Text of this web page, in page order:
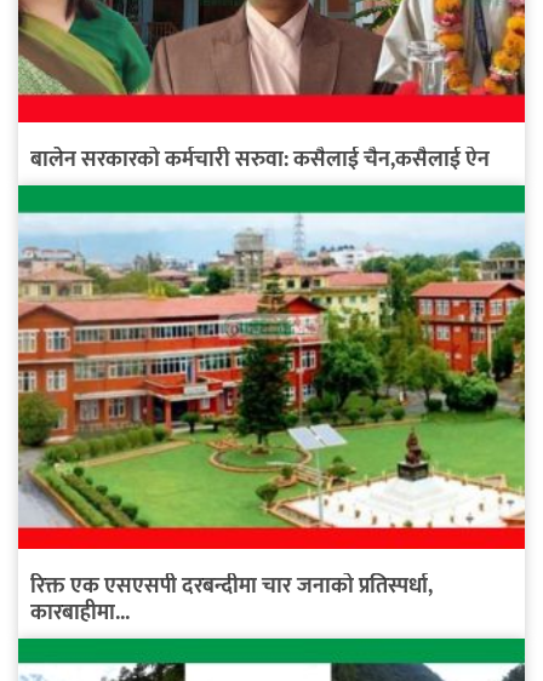
बालेन सरकारको कर्मचारी सरुवा: कसैलाई चैन,कसैलाई ऐन
रिक्त एक एसएसपी दरबन्दीमा चार जनाको प्रतिस्पर्धा,
कारबाहीमा...